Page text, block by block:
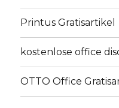
Printus Gratisartikel
kostenlose office
OTTO Office